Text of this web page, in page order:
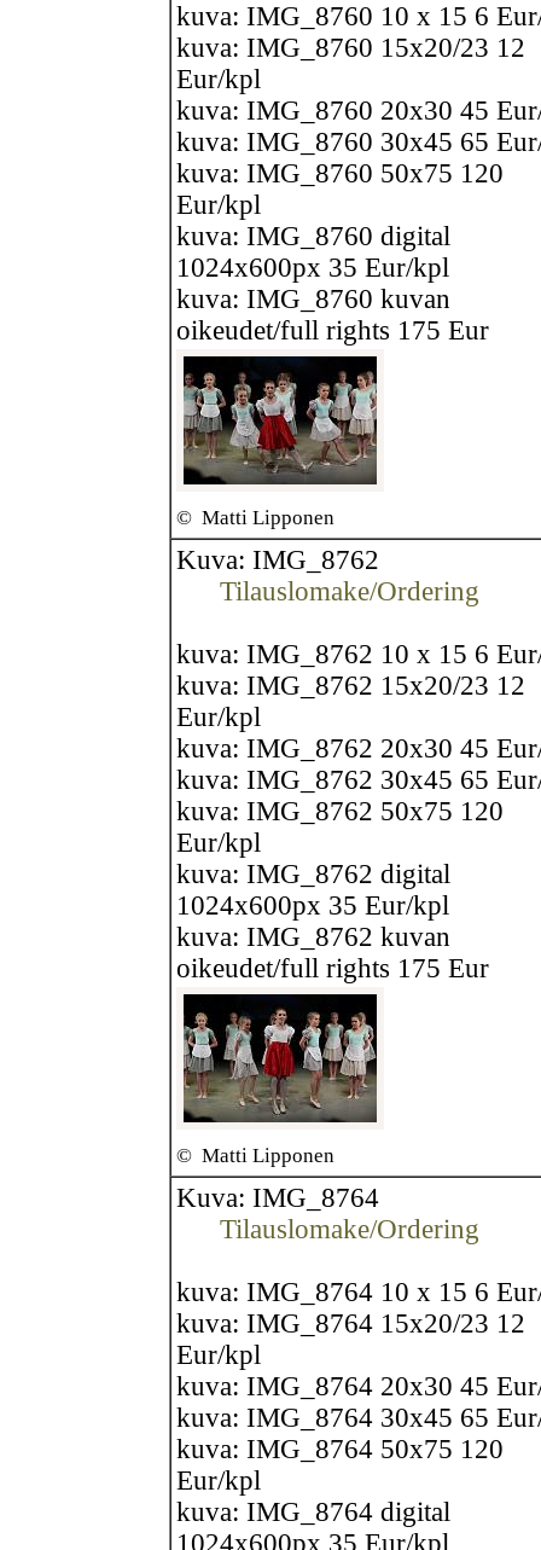
kuva: IMG_8760 10 x 15 6
kuva: IMG_8760 15x20/23 12
Eur/kpl
kuva: IMG_8760 20x30 45
kuva: IMG_8760 30x45 65
kuva: IMG_8760 50x75 120
Eur/kpl
kuva: IMG_8760 digital
1024x600px 35 Eur/kpl
kuva: IMG_8760 kuvan
oikeudet/full rights 175 Eur
© Matti Lipponen
Kuva: IMG_8762
Tilauslomake/Ordering
kuva: IMG_8762 10 x 15 6
kuva: IMG_8762 15x20/23 12
Eur/kpl
kuva: IMG_8762 20x30 45
kuva: IMG_8762 30x45 65
kuva: IMG_8762 50x75 120
Eur/kpl
kuva: IMG_8762 digital
1024x600px 35 Eur/kpl
kuva: IMG_8762 kuvan
oikeudet/full rights 175 Eur
© Matti Lipponen
Kuva: IMG_8764
Tilauslomake/Ordering
kuva: IMG_8764 10 x 15 6
kuva: IMG_8764 15x20/23 12
Eur/kpl
kuva: IMG_8764 20x30 45
kuva: IMG_8764 30x45 65
kuva: IMG_8764 50x75 120
Eur/kpl
kuva: IMG_8764 digital
1024x600px 35 Eur/kpl